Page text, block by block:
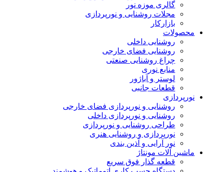
گالری موزه نور
مجلات روشنایی و نورپردازی
بازارکار
محصولات
روشنایی داخلی
روشنایی فضای خارجی
چراغ روشنایی صنعتی
منابع نوری
لوستر و آباژور
قطعات جانبی
نورپردازی
روشنایی و نورپردازی فضای خارجی
روشنایی و نورپردازی داخلی
طراحی روشنایی و نورپردازی
نورپردازی و روشنایی هنری
نور آرایی و آذین بندی
ماشین آلات مونتاژ
قطعه گذار فوق سریع